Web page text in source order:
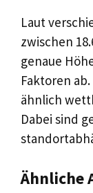
Laut
zwischen
genaue
Faktoren
ähnlich
Dabei sind
Ähnliche